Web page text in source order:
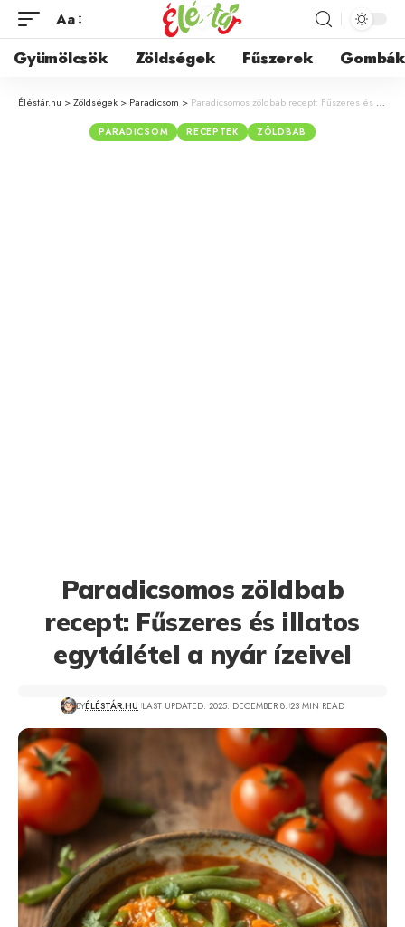
Aa
Gyümölcsök Zöldségek Fűszerek Gombák
Éléstár.hu >Zöldségek > Paradicsom > Paradicsomos zöldbab recept: Fűszeres és illatos egytálétel a nyár ízeivel
PARADICSOM RECEPTEK ZÖLDBAB
Paradicsomos zöldbab
recept: Fűszeres és illatos
egytálétel a nyár ízeivel
BYÉLÉSTÁR.HU LAST UPDATED: 2025. DECEMBER 8. 23 MIN READ